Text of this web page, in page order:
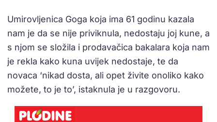
Umirovljenica Goga koja ima 61 godinu kazala
nam je da se nije priviknula, nedostaju joj kune, a
s njom se složila i prodavačica bakalara koja nam
je rekla kako kuna uvijek nedostaje, te da
novaca ‘nikad dosta, ali opet živite onoliko kako
možete, to je to’, istaknula je u razgovoru.